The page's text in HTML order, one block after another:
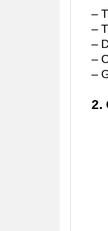
–
–
–
–
–
2.